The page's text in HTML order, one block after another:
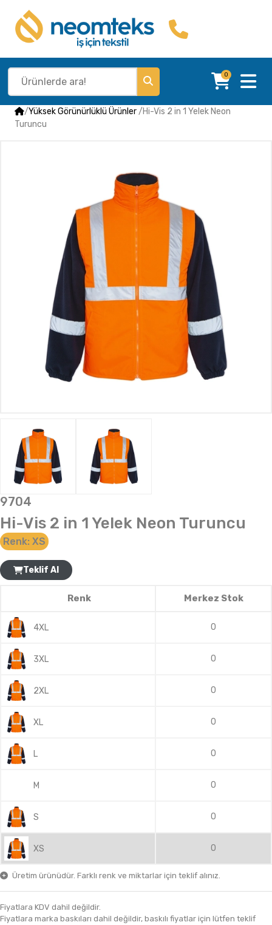
0
/Yüksek Görünürlüklü Ürünler/Hi-Vis 2 in 1 Yelek Neon
Turuncu
9704
Hi-Vis 2 in 1 Yelek Neon Turuncu
Renk: XS
Teklif Al
Renk Merkez Stok
4XL 0
3XL 0
2XL 0
XL 0
L 0
M 0
S 0
XS 0
Üretim ürünüdür. Farklı renk ve miktarlar için teklif alınız.
Fiyatlara KDV dahil değildir.
Fiyatlara marka baskıları dahil değildir, baskılı fiyatlar için lütfen teklif